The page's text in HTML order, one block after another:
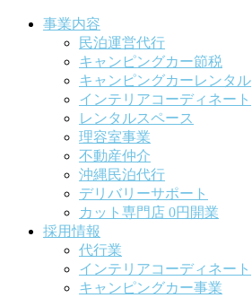
事業内容
民泊運営代行
キャンピングカー節税
キャンピングカーレンタル
インテリアコーディネート
レンタルスペース
理容室事業
不動産仲介
沖縄民泊代行
デリバリーサポート
カット専門店 0円開業
採用情報
代行業
インテリアコーディネート
キャンピングカー事業